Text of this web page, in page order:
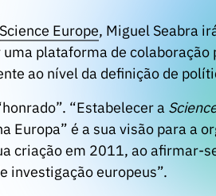
Science Europe, Miguel Seabra
plataforma de colaboração
ao nível da definição de
“Estabelecer a
é a sua visão para a
criação em 2011, ao afirmar-
investigação europeus”.